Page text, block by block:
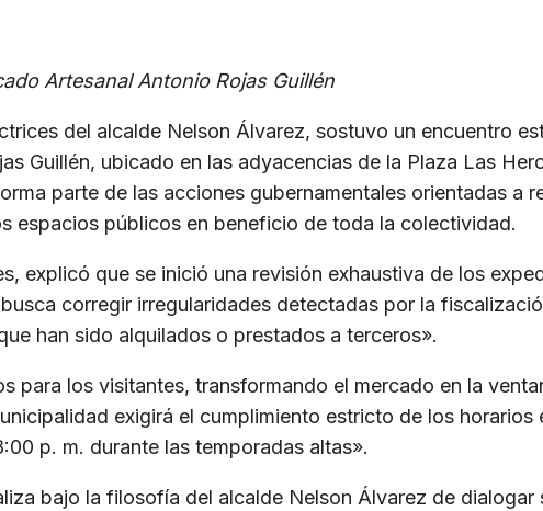
Artesanal Antonio Rojas Guillén
del alcalde Nelson Álvarez, sostuvo un encuentro
Guillén, ubicado en las adyacencias de la Plaza Las
parte de las acciones gubernamentales orientadas a
espacios públicos en beneficio de toda la colectividad.
explicó que se inició una revisión exhaustiva de los
corregir irregularidades detectadas por la
han sido alquilados o prestados a terceros».
para los visitantes, transformando el mercado en la
exigirá el cumplimiento estricto de los
p. m. durante las temporadas altas».
bajo la filosofía del alcalde Nelson Álvarez de